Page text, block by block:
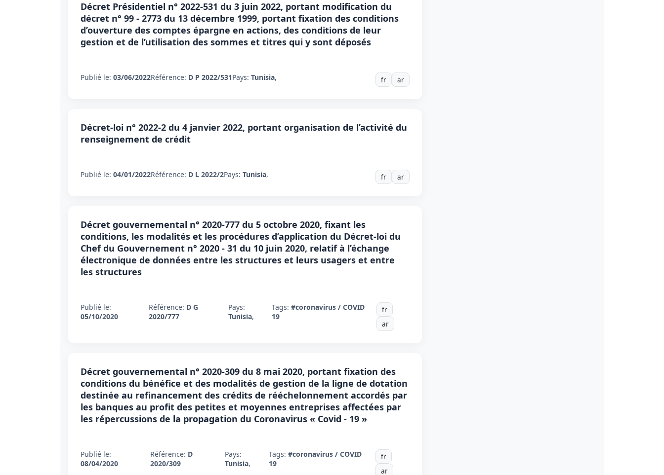
Décret Présidentiel n° 2022-531 du 3 juin 2022, portant modification du
décret n° 99 - 2773 du 13 décembre 1999, portant fixation des conditions
d’ouverture des comptes épargne en actions, des conditions de leur
gestion et de l’utilisation des sommes et titres qui y sont déposés
Publié le: 03/06/2022Référence: D P 2022/531Pays: Tunisia, fr ar
Décret-loi n° 2022-2 du 4 janvier 2022, portant organisation de l’activité du
renseignement de crédit
Publié le: 04/01/2022Référence: D L 2022/2Pays: Tunisia, fr ar
Décret gouvernemental n° 2020-777 du 5 octobre 2020, fixant les
conditions, les modalités et les procédures d’application du Décret-loi du
Chef du Gouvernement n° 2020 - 31 du 10 juin 2020, relatif à l’échange
électronique de données entre les structures et leurs usagers et entre
les structures
Publié le:
05/10/2020
Référence: D G
2020/777
Pays:
Tunisia,
Tags: #coronavirus / COVID
19
fr
ar
Décret gouvernemental n° 2020-309 du 8 mai 2020, portant fixation des
conditions du bénéfice et des modalités de gestion de la ligne de dotation
destinée au refinancement des crédits de rééchelonnement accordés par
les banques au profit des petites et moyennes entreprises affectées par
les répercussions de la propagation du Coronavirus « Covid - 19 »
Publié le:
08/04/2020
Référence: D
2020/309
Pays:
Tunisia,
Tags: #coronavirus / COVID
19
fr
ar